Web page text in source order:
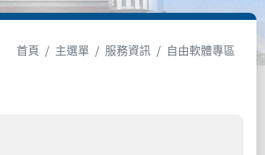
首頁
主選單 服務資訊 自由軟體專區